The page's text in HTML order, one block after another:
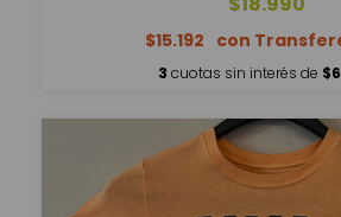
$15.192
3 cuotas sin interés de